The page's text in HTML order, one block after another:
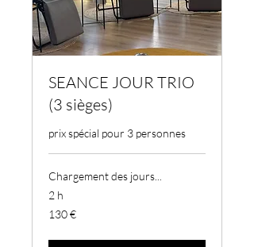
SEANCE JOUR TRIO
(3 sièges)
prix spécial pour 3 personnes
Chargement des jours...
2 h
130
euros
130 €